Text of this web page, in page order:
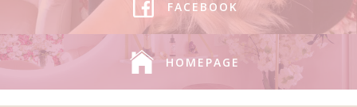
FACEBOOK
HOMEPAGE